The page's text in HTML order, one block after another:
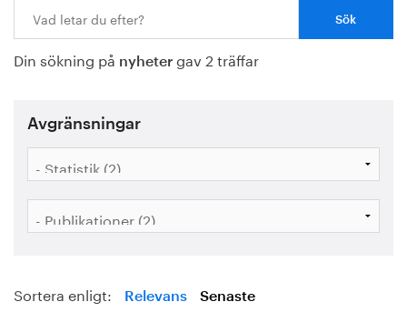
Forskning/utbildning
Energi/miljö
Vi tycker
Bildbank
Din sökning på nyheter gav 2 träffar
Avgränsningar
Sortera enligt: Relevans Senaste